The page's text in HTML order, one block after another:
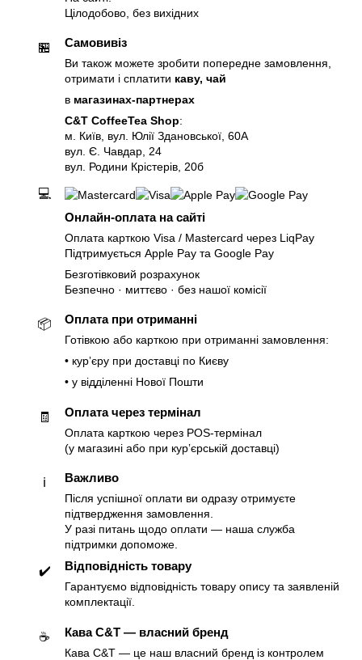
Цілодобово, без вихідних
🏪 Самовивіз
Ви також можете зробити попередне замовлення,
отримати і сплатити каву, чай
в магазинах-партнерах
C&T CoffeeTea Shop:
м. Київ, вул. Юлії Здановської, 60А
вул. Є. Чавдар, 24
вул. Родини Крістерів, 20б
💻
Онлайн-оплата на сайті
Оплата карткою Visa / Mastercard через LiqPay
Підтримується Apple Pay та Google Pay
Безготівковий розрахунок
Безпечно · миттєво · без нашої комісії
📦 Оплата при отриманні
Готівкою або карткою при отриманні замовлення:
• курʼєру при доставці по Києву
• у відділенні Нової Пошти
🧾 Оплата через термінал
Оплата карткою через POS-термінал
(у магазині або при курʼєрській доставці)
ℹ️ Важливо
Після успішної оплати ви одразу отримуєте
підтвердження замовлення.
У разі питань щодо оплати — наша служба
підтримки допоможе.
✔️ Відповідність товару
Гарантуємо відповідність товару опису та заявленій
комплектації.
☕️ Кава C&T — власний бренд
Кава C&T — це наш власний бренд із контролем